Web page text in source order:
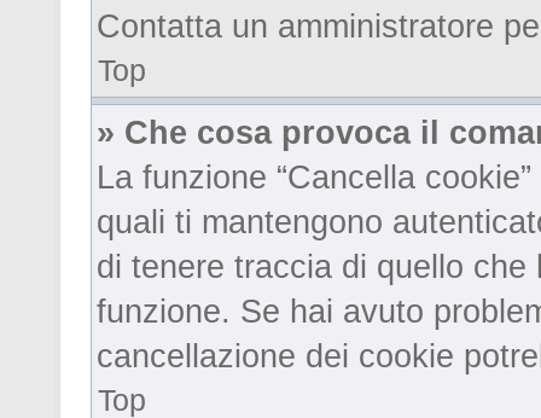
Contatta un amministratore
Top
» Che cosa provoca il
La funzione “Cancella
quali ti mantengono
di tenere traccia di quello che
funzione. Se hai avuto
cancellazione dei cookie
Top